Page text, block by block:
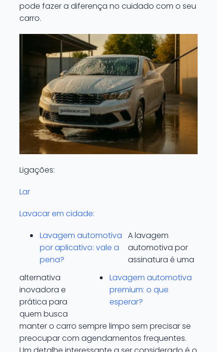
pode fazer a diferença no cuidado com o seu
carro.
Ligações:
Lar
Lavacar em cidade:
Lavagem automotiva
por aplicativo: vale a
pena?
Lavagem automotiva
premium: o que
esperar?
A lavagem
automotiva por
assinatura é uma
alternativa
inovadora e
prática para
quem busca
manter o carro sempre limpo sem precisar se
preocupar com agendamentos frequentes.